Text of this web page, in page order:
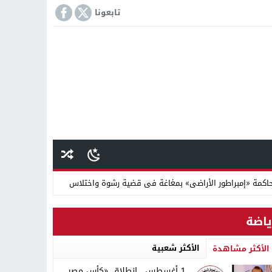
تابعونا
«إمبراطور الأراضى» بمغاغة فى قضية رشوة واختلاس
دينية سودانية
الأكثر مشاهدة الأكثر شعبية